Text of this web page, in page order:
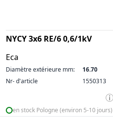
NYCY 3x6 RE/6 0,6/1kV
Eca
Diamètre extérieure mm:
16.70
Nr- d'article
1550313
en stock Pologne (environ 5-10 jours)